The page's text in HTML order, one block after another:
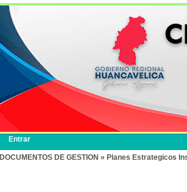
Entrar
DOCUMENTOS DE GESTION » Planes Estrategicos